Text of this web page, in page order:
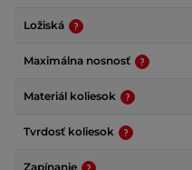
Ložiská
Maximálna nosnosť
Materiál koliesok
Tvrdosť koliesok
Zapínanie